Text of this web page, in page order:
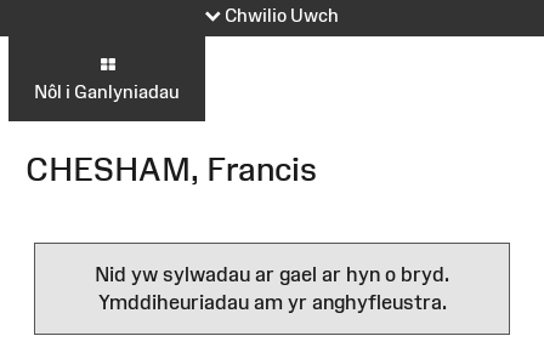
Chwilio Uwch
Nôl i Ganlyniadau
CHESHAM, Francis
Nid yw sylwadau ar gael ar hyn o bryd.
Ymddiheuriadau am yr anghyfleustra.